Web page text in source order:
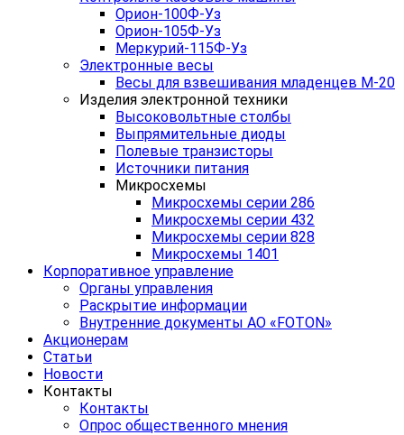
Орион-100Ф-Уз
Орион-105Ф-Уз
Меркурий-115Ф-Уз
Электронные весы
Весы для взвешивания младенцев М-20
Изделия электронной техники
Высоковольтные столбы
Выпрямительные диоды
Полевые транзисторы
Источники питания
Микросхемы
Микросхемы серии 286
Микросхемы серии 432
Микросхемы серии 828
Микросхемы 1401
Корпоративное управление
Органы управления
Раскрытие информации
Внутренние документы АО «FOTON»
Акционерам
Статьи
Новости
Контакты
Контакты
Опрос общественного мнения